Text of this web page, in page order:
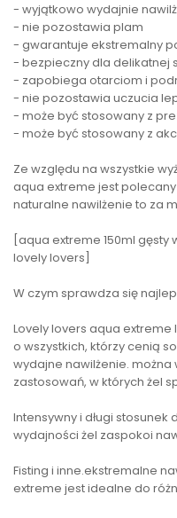
- wyjątkowo wydajnie
- nie pozostawia plam
- gwarantuje ekstremalny
- bezpieczny dla delikatnej
- zapobiega otarciom i
- nie pozostawia uczucia
- może być stosowany z
- może być stosowany z
Ze względu na wszystkie
aqua extreme jest
naturalne nawilżenie to za
[aqua extreme 150ml
lovely lovers]
W czym sprawdza się
Lovely lovers aqua extreme
o wszystkich, którzy cenią
wydajne nawilżenie. można
zastosowań, w których żel
Intensywny i długi
wydajności żel zaspokoi
Fisting i inne.ekstremalne
extreme jest idealne do